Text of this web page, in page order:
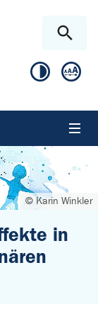
© Karin Winkler
in